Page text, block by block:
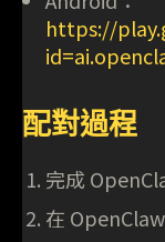
https://
配對過程
完成
在